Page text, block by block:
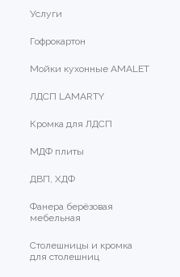
Услуги
Гофрокартон
Мойки кухонные AMALET
ЛДСП LAMARTY
Кромка для ЛДСП
МДФ плиты
ДВП, ХДФ
Фанера берёзовая
мебельная
Столешницы и кромка
для столешниц